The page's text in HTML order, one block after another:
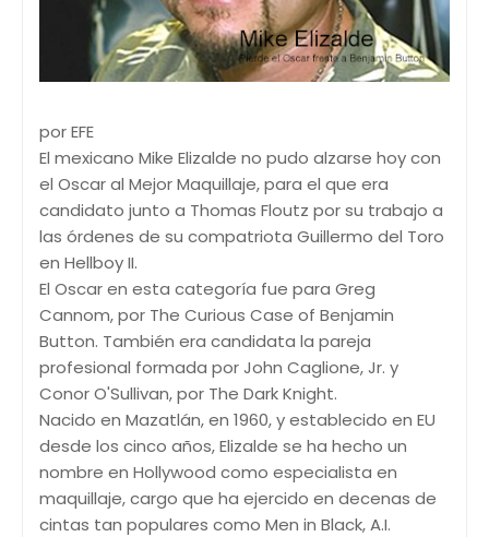
por EFE
El mexicano Mike Elizalde no pudo alzarse hoy con
el Oscar al Mejor Maquillaje, para el que era
candidato junto a Thomas Floutz por su trabajo a
las órdenes de su compatriota Guillermo del Toro
en Hellboy II.
El Oscar en esta categoría fue para Greg
Cannom, por The Curious Case of Benjamin
Button. También era candidata la pareja
profesional formada por John Caglione, Jr. y
Conor O'Sullivan, por The Dark Knight.
Nacido en Mazatlán, en 1960, y establecido en EU
desde los cinco años, Elizalde se ha hecho un
nombre en Hollywood como especialista en
maquillaje, cargo que ha ejercido en decenas de
cintas tan populares como Men in Black, A.I.